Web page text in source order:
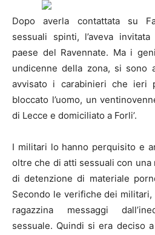
Dopo averla contattata su
sessuali spinti, l’aveva
paese del Ravennate. Ma i
undicenne della zona, si sono
avvisato i carabinieri che ieri
bloccato l’uomo, un
di Lecce e domiciliato a Forli’.
I militari lo hanno perquisito e
oltre che di atti sessuali con una
di detenzione di materiale
Secondo le verifiche dei militari,
ragazzina messaggi
sessuale. Quindi si era deciso